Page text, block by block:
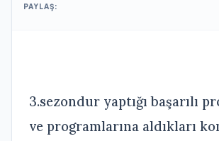
PAYLAŞ:
3.sezondur yaptığı başarılı
ve programlarına aldıkları